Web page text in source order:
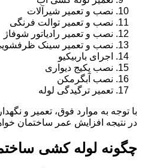
نصب و تعمیر شیرآلات
نصب و تعمیر توالت فرنگی
نصب و تعمیر رادیاتور شوفاژ
نصب و تعمیر سینک
اجرای باربیکیو
نصب پکیج دیواری
نصب آبگرمکن
تعمیر ترگیدگی لوله
با توجه به موارد فوق، تعمیر و
در نتیجه افزایش عمر ساختمان
چگونه لوله کشی